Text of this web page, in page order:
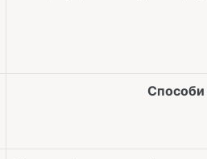
Способи